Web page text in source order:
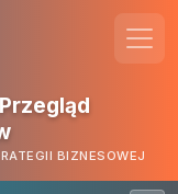
BIZNESOWEJ